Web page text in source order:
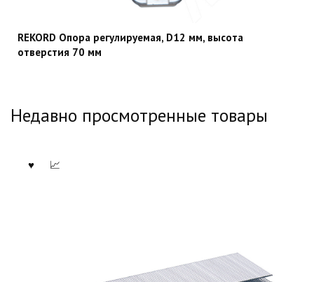
REKORD Опора регулируемая, D12 мм, высота
отверстия 70 мм
Недавно просмотренные товары